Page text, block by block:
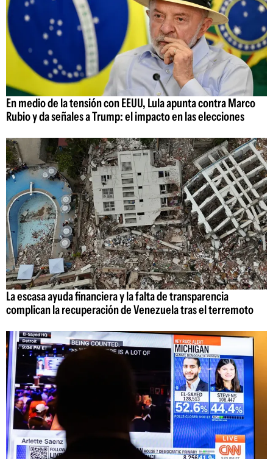
En medio de la tensión con EEUU, Lula apunta contra Marco
Rubio y da señales a Trump: el impacto en las elecciones
La escasa ayuda financiera y la falta de transparencia
complican la recuperación de Venezuela tras el terremoto